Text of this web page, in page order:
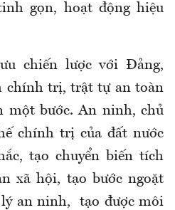
gọn, hoạt động hiệu
chiến lược với Đảng,
chính trị, trật tự an toàn
một bước. An ninh, chủ
chính trị của đất nước
tạo chuyển biến tích
xã hội, tạo bước ngoặt
an ninh, tạo được môi